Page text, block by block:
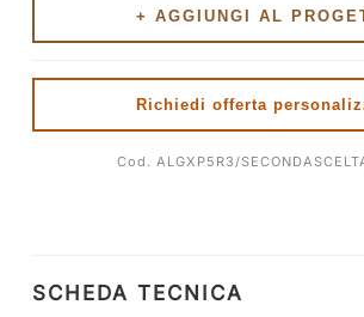
+ AGGIUNGI AL
Richiedi offerta
Cod. ALGXP5R3/
SCHEDA TECNICA